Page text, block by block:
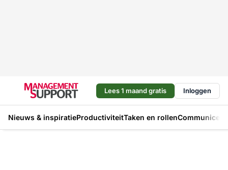
Lees 1 maand gratis Inloggen
Nieuws & inspiratieProductiviteitTaken en rollen